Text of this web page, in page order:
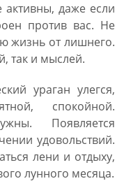
активны, даже если
против вас. Не
жизнь от лишнего.
так и мыслей.
ураган улегся,
спокойной.
Появляется
удовольствий.
лени и отдыху,
лунного месяца.